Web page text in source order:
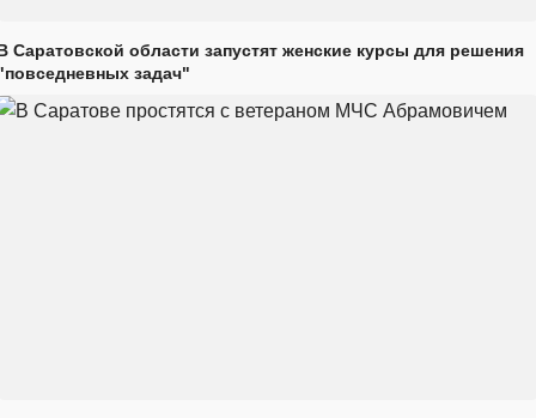
Саратовской области запустят женские курсы для решения
задач"